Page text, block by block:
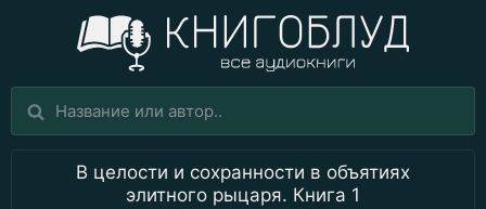
В целости и сохранности в объятиях
элитного рыцаря. Книга 1